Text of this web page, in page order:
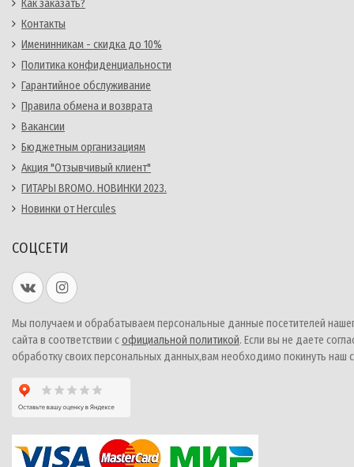
Как заказать?
Контакты
Именинникам - скидка до 10%
Политика конфиденциальности
Гарантийное обслуживание
Правила обмена и возврата
Вакансии
Бюджетным организациям
Акция "Отзывчивый клиент"
ГИТАРЫ BROMO. НОВИНКИ 2023.
Новинки от Hercules
СОЦСЕТИ
Мы получаем и обрабатываем персональные данные посетителей
сайта в соответствии софициальной политикой. Если вы не даете
обработку своих персональных данных,вам необходимо покинуть наш